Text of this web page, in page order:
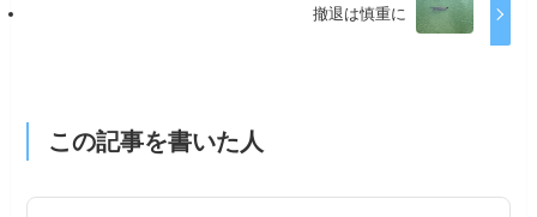
撤退は慎重に
この記事を書いた人